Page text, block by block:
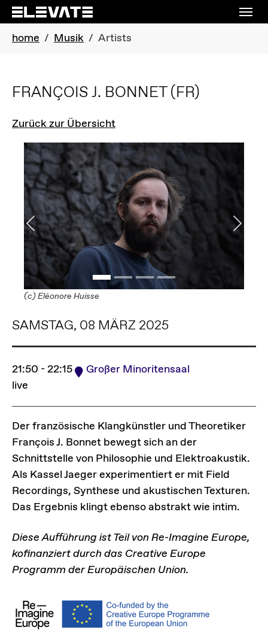
Skip to main navigation
Skip to main content
Skip to page footer
You are here:
home Musik Artists
FRANÇOIS J. BONNET(FR)
Zurück zur Übersicht
(c) Eléonore Huisse
Previous Next
SAMSTAG, 08 MÄRZ 2025
21:50 - 22:15
Großer Minoritensaal
live
Der französische Klangkünstler und Theoretiker
François J. Bonnet bewegt sich an der
Schnittstelle von Philosophie und Elektroakustik.
Als Kassel Jaeger experimentiert er mit Field
Recordings, Synthese und akustischen Texturen.
Das Ergebnis klingt ebenso abstrakt wie intim.
Diese Aufführung ist Teil von Re-Imagine Europe,
kofinanziert durch das Creative Europe
Programm der Europäischen Union.